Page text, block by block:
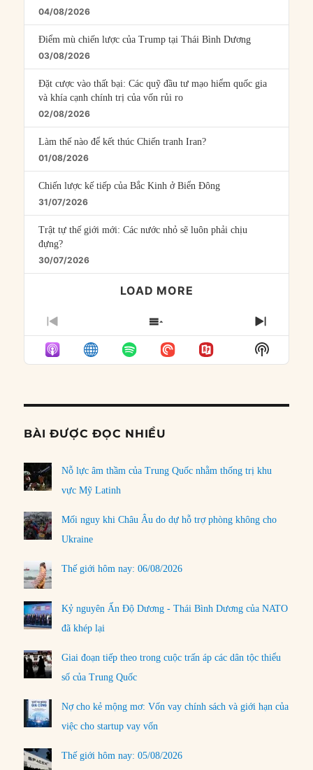
04/08/2026
Điểm mù chiến lược của Trump tại Thái Bình Dương
03/08/2026
Đặt cược vào thất bại: Các quỹ đầu tư mạo hiểm quốc gia
và khía cạnh chính trị của vốn rủi ro
02/08/2026
Làm thế nào để kết thúc Chiến tranh Iran?
01/08/2026
Chiến lược kế tiếp của Bắc Kinh ở Biển Đông
31/07/2026
Trật tự thế giới mới: Các nước nhỏ sẽ luôn phải chịu
đựng?
30/07/2026
LOAD MORE
PREVIOUS
EPISODE
SHOW
EPISODES
LIST
NEXT
Show
Podcast
BÀI ĐƯỢC ĐỌC NHIỀU
Nỗ lực âm thầm của Trung Quốc nhằm thống trị khu
vực Mỹ Latinh
Mối nguy khi Châu Âu do dự hỗ trợ phòng không cho
Ukraine
Thế giới hôm nay: 06/08/2026
Kỷ nguyên Ấn Độ Dương - Thái Bình Dương của NATO
đã khép lại
Giai đoạn tiếp theo trong cuộc trấn áp các dân tộc thiểu
số của Trung Quốc
Nợ cho kẻ mộng mơ: Vốn vay chính sách và giới hạn của
việc cho startup vay vốn
Thế giới hôm nay: 05/08/2026